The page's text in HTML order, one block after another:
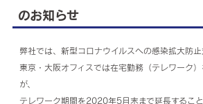
のお知らせ
弊社では、新型コロナウイルスへの感染拡大防止
東京・大阪オフィスでは在宅勤務（テレワーク
が、
テレワーク期間を2020年5月末まで延長すること